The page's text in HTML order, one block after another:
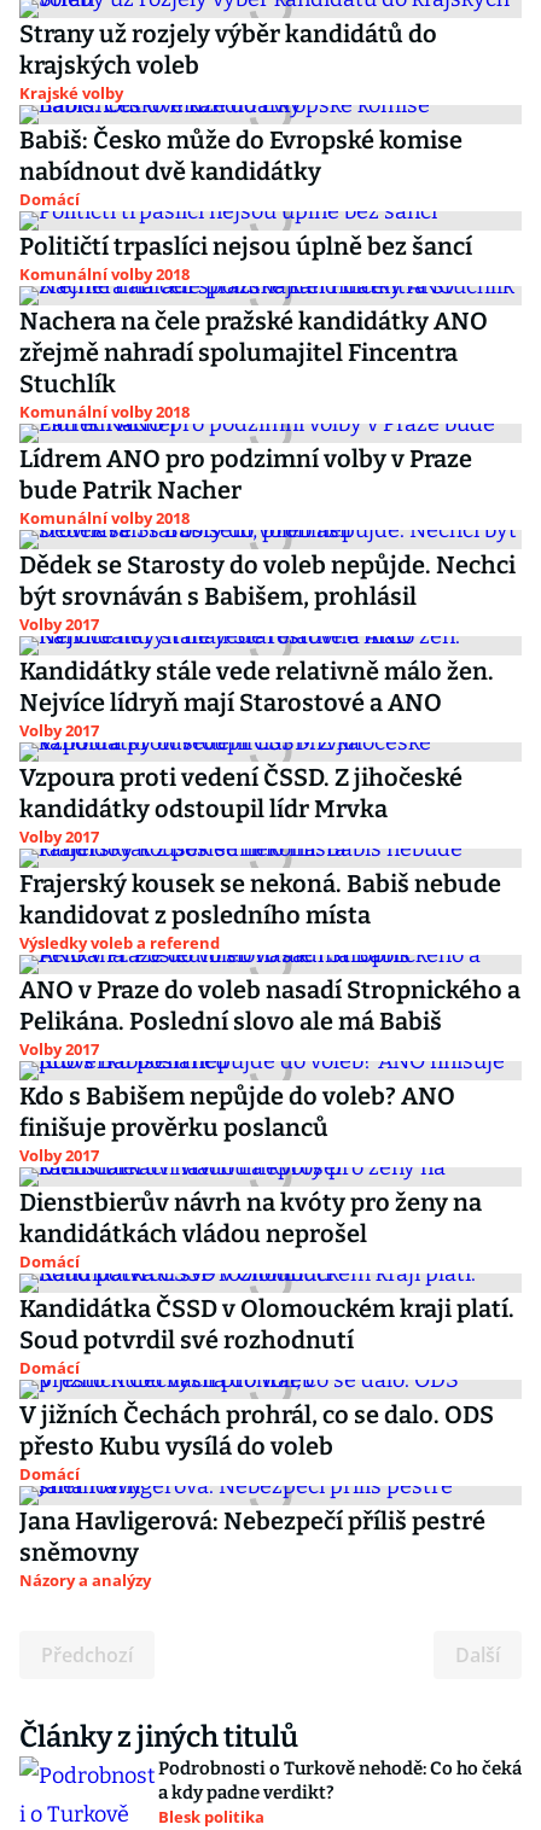
Strany už rozjely výběr kandidátů do
krajských voleb
Krajské volby
Babiš: Česko může do Evropské komise
nabídnout dvě kandidátky
Domácí
Političtí trpaslíci nejsou úplně bez šancí
Komunální volby 2018
Nachera na čele pražské kandidátky ANO
zřejmě nahradí spolumajitel Fincentra
Stuchlík
Komunální volby 2018
Lídrem ANO pro podzimní volby v Praze
bude Patrik Nacher
Komunální volby 2018
Dědek se Starosty do voleb nepůjde. Nechci
být srovnáván s Babišem, prohlásil
Volby 2017
Kandidátky stále vede relativně málo žen.
Nejvíce lídryň mají Starostové a ANO
Volby 2017
Vzpoura proti vedení ČSSD. Z jihočeské
kandidátky odstoupil lídr Mrvka
Volby 2017
Frajerský kousek se nekoná. Babiš nebude
kandidovat z posledního místa
Výsledky voleb a referend
ANO v Praze do voleb nasadí Stropnického a
Pelikána. Poslední slovo ale má Babiš
Volby 2017
Kdo s Babišem nepůjde do voleb? ANO
finišuje prověrku poslanců
Volby 2017
Dienstbierův návrh na kvóty pro ženy na
kandidátkách vládou neprošel
Domácí
Kandidátka ČSSD v Olomouckém kraji platí.
Soud potvrdil své rozhodnutí
Domácí
V jižních Čechách prohrál, co se dalo. ODS
přesto Kubu vysílá do voleb
Domácí
Jana Havligerová: Nebezpečí příliš pestré
sněmovny
Názory a analýzy
Předchozí Další
Články z jiných titulů
Podrobnosti o Turkově nehodě: Co ho čeká
a kdy padne verdikt?
Blesk politika